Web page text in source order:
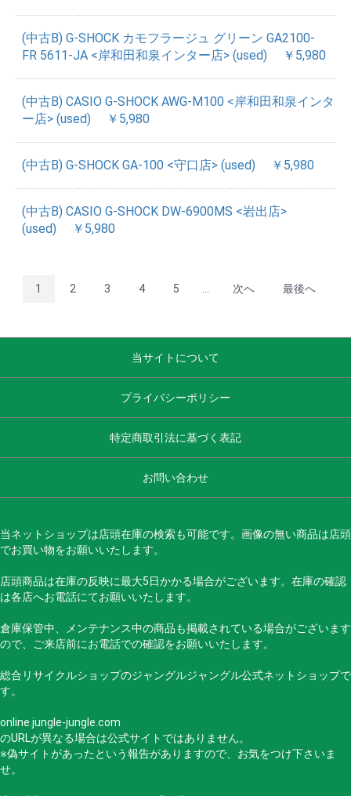
(中古B) G-SHOCK カモフラージュ グリーン GA2100-
FR 5611-JA <岸和田和泉インター店> (used)
￥5,980
(中古B) CASIO G-SHOCK AWG-M100 <岸和田和泉インタ
ー店> (used)
￥5,980
(中古B) G-SHOCK GA-100 <守口店> (used) ￥5,980
(中古B) CASIO G-SHOCK DW-6900MS <岩出店>
(used)
￥5,980
1 2 3 4 5 次へ 最後へ
当サイトについて
プライバシーポリシー
特定商取引法に基づく表記
お問い合わせ
当ネットショップは店頭在庫の検索も可能です。画像の無い商品は店頭
でお買い物をお願いいたします。
店頭商品は在庫の反映に最大5日かかる場合がございます。在庫の確認
は各店へお電話にてお願いいたします。
倉庫保管中、メンテナンス中の商品も掲載されている場合がございます
ので、ご来店前にお電話での確認をお願いいたします。
総合リサイクルショップのジャングルジャングル公式ネットショップで
す。
online.jungle-jungle.com
のURLが異なる場合は公式サイトではありません。
※偽サイトがあったという報告がありますので、お気をつけ下さいま
せ。